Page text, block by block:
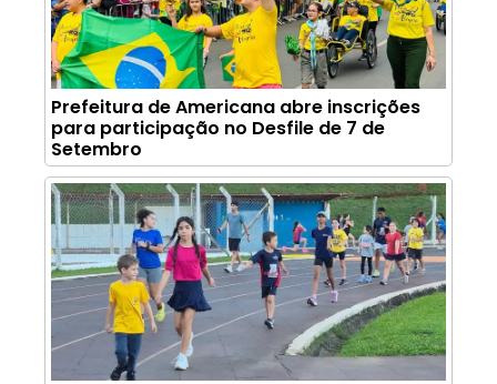
Prefeitura de Americana abre inscrições
para participação no Desfile de 7 de
Setembro